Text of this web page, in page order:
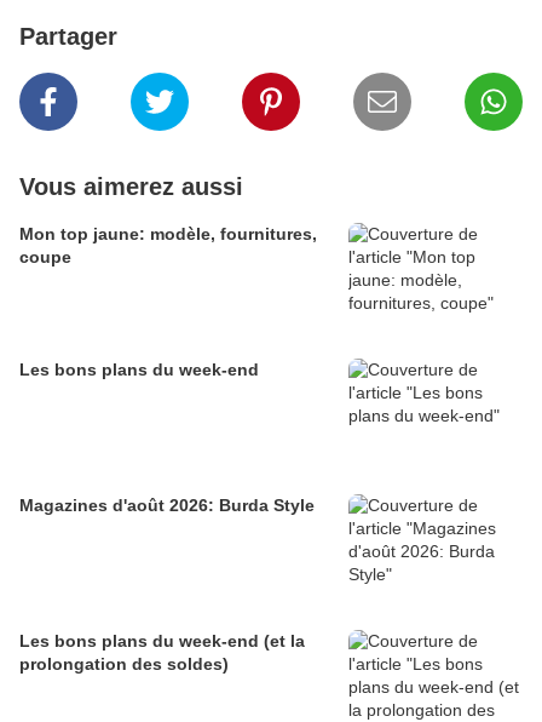
Partager
Vous aimerez aussi
Mon top jaune: modèle, fournitures,
coupe
Les bons plans du week-end
Magazines d'août 2026: Burda Style
Les bons plans du week-end (et la
prolongation des soldes)